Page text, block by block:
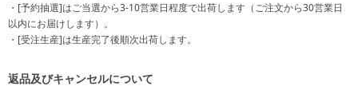
・[予約抽選]はご当選から3-10営業日程度で出荷します（ご注文から30営業日
以内にお届けします）。
・[受注生産]は生産完了後順次出荷します。
返品及びキャンセルについて